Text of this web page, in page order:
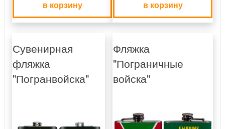
в корзину в корзину
Сувенирная
фляжка
"Погранвойска"
Фляжка
"Пограничные
войска"